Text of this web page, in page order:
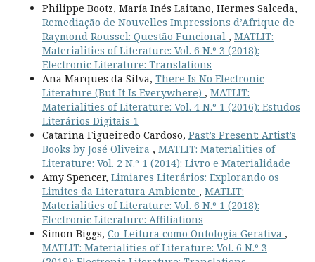
Philippe Bootz, María Inés Laitano, Hermes Salceda,
Remediação de Nouvelles Impressions d’Afrique de
Raymond Roussel: Questão Funcional , MATLIT:
Materialities of Literature: Vol. 6 N.º 3 (2018):
Electronic Literature: Translations
Ana Marques da Silva, There Is No Electronic
Literature (But It Is Everywhere) , MATLIT:
Materialities of Literature: Vol. 4 N.º 1 (2016): Estudos
Literários Digitais 1
Catarina Figueiredo Cardoso, Past’s Present: Artist’s
Books by José Oliveira , MATLIT: Materialities of
Literature: Vol. 2 N.º 1 (2014): Livro e Materialidade
Amy Spencer, Limiares Literários: Explorando os
Limites da Literatura Ambiente , MATLIT:
Materialities of Literature: Vol. 6 N.º 1 (2018):
Electronic Literature: Affiliations
Simon Biggs, Co-Leitura como Ontologia Gerativa ,
MATLIT: Materialities of Literature: Vol. 6 N.º 3